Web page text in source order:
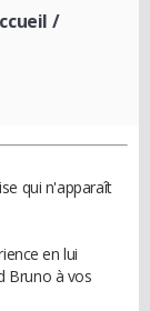
/
qui n'apparaît
en lui
Bruno à vos